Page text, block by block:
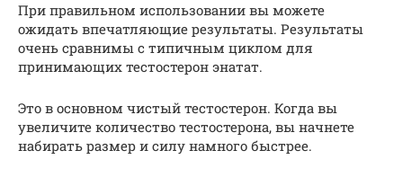
При правильном использовании вы можете
ожидать впечатляющие результаты. Результаты
очень сравнимы с типичным циклом для
принимающих тестостерон энатат.
Это в основном чистый тестостерон. Когда вы
увеличите количество тестостерона, вы начнете
набирать размер и силу намного быстрее.